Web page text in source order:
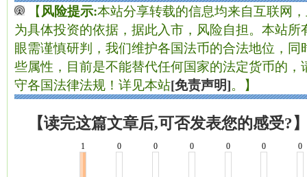
【 风险提示:本站分享转载的信息均来自互联网
为具体投资的依据，据此入市，风险自担。本站所
眼需谨慎研判，我们维护各国法币的合法地位，
些属性，目前是不能替代任何国家的法定货币的，
守各国法律法规！详见本站[免责声明]。】
【读完这篇文章后,可否发表您的感受?
1 0 0 0 0 0 0